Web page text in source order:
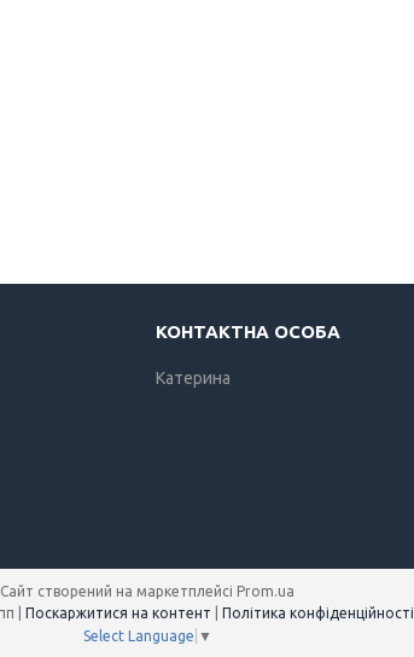
Катерина
Сайт створений на маркетплейсі Prom.ua
Поскаржитися на контент
Політика конфіденційності
Select Language ▼